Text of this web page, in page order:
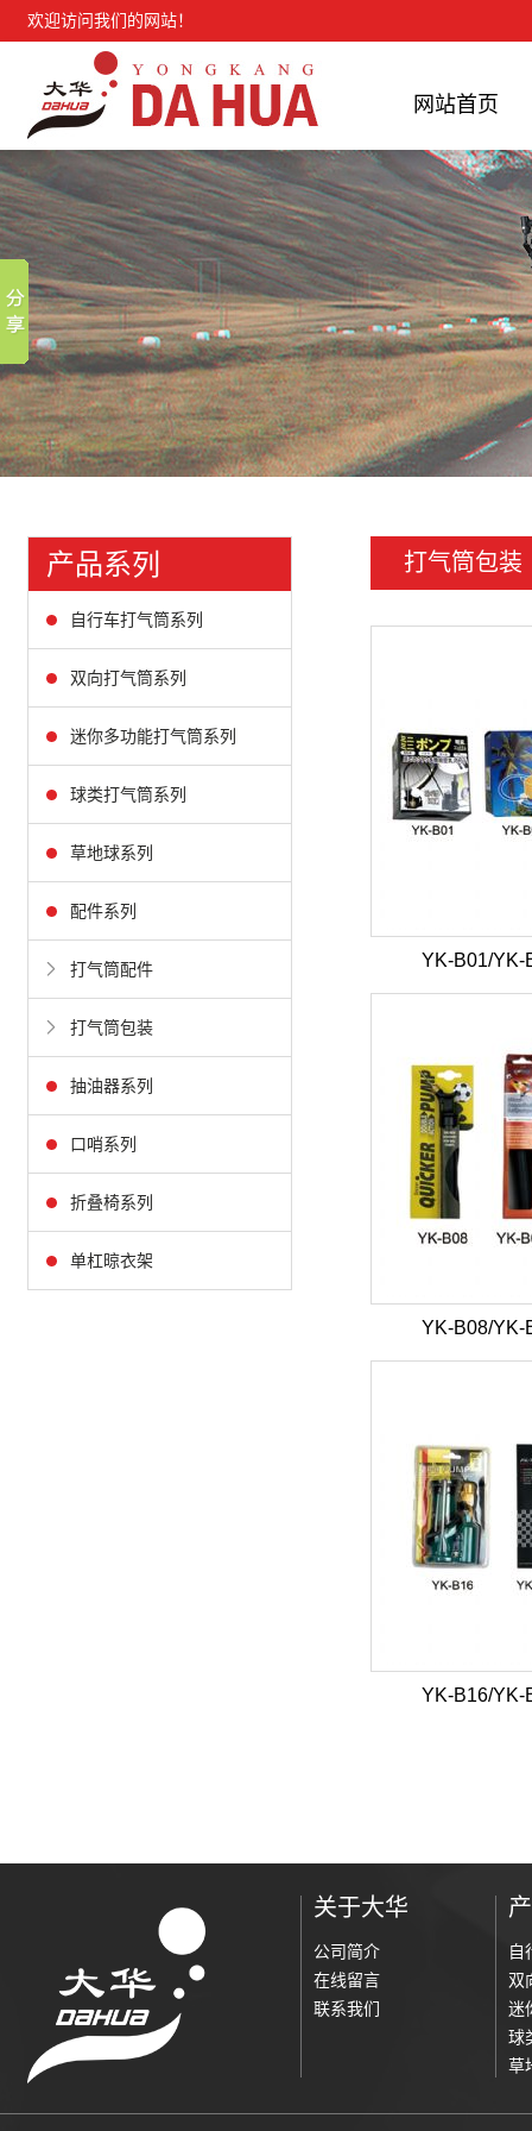
欢迎访问我们的网站！
网站首页
产品系列
自行车打气筒系列
双向打气筒系列
迷你多功能打气筒系列
球类打气筒系列
草地球系列
配件系列
打气筒配件
打气筒包装
抽油器系列
口哨系列
折叠椅系列
单杠晾衣架
打气筒包装
YK-B01/YK-
YK-B08/YK-
YK-B16/YK-
关于大华
公司简介
在线留言
联系我们
自
双
迷
球
草